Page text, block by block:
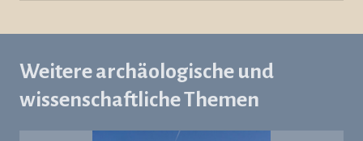
Weitere archäologische und
wissenschaftliche Themen